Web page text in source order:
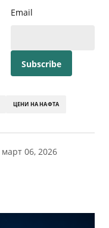
Email
ЦЕНИ НА НАФТА
март 06, 2026